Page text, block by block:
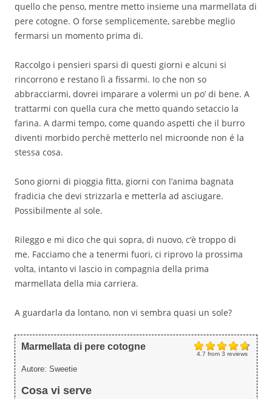
quello che penso, mentre metto insieme una marmellata di
pere cotogne. O forse semplicemente, sarebbe meglio
fermarsi un momento prima di.
Raccolgo i pensieri sparsi di questi giorni e alcuni si
rincorrono e restano lì a fissarmi. Io che non so
abbracciarmi, dovrei imparare a volermi un po’ di bene. A
trattarmi con quella cura che metto quando setaccio la
farina. A darmi tempo, come quando aspetti che il burro
diventi morbido perchè metterlo nel microonde non é la
stessa cosa.
Sono giorni di pioggia fitta, giorni con l’anima bagnata
fradicia che devi strizzarla e metterla ad asciugare.
Possibilmente al sole.
Rileggo e mi dico che qui sopra, di nuovo, c’è troppo di
me. Facciamo che a tenermi fuori, ci riprovo la prossima
volta, intanto vi lascio in compagnia della prima
marmellata della mia carriera.
A guardarla da lontano, non vi sembra quasi un sole?
4.7 from 3 reviews
Marmellata di pere cotogne
Autore: Sweetie
Cosa vi serve